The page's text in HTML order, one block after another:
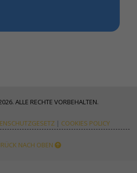
ALLE RECHTE VORBEHALTEN.
| COOKIES POLICY
NACH OBEN